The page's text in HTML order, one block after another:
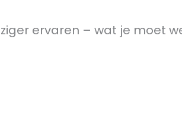
ervaren – wat je moet